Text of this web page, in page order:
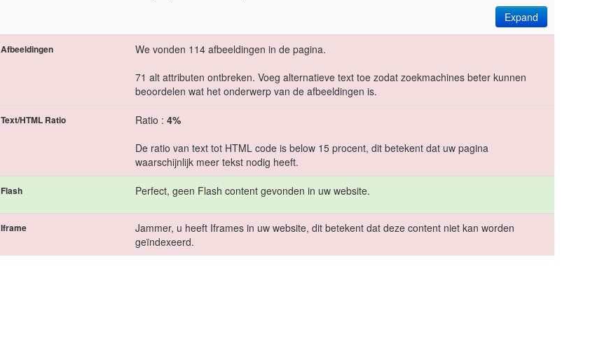
Expand
Afbeeldingen
We vonden 114 afbeeldingen in de pagina.
71 alt attributen ontbreken. Voeg alternatieve text toe zodat zoekmachines beter kunnen
beoordelen wat het onderwerp van de afbeeldingen is.
Text/HTML Ratio Ratio : 4%
De ratio van text tot HTML code is below 15 procent, dit betekent dat uw pagina
waarschijnlijk meer tekst nodig heeft.
Flash Perfect, geen Flash content gevonden in uw website.
Iframe
Jammer, u heeft Iframes in uw website, dit betekent dat deze content niet kan worden
geïndexeerd.